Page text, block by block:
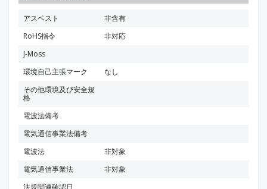
アスベスト
非含有
RoHS指令
非対応
J-Moss
環境自己主張マーク
なし
その他環境及び安全規
格
電波法備考
電気通信事業法備考
電波法
非対象
電気通信事業法
非対象
法規関連確認日